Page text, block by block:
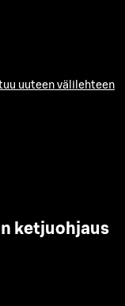
uuteen välilehteen
ketjuohjaus